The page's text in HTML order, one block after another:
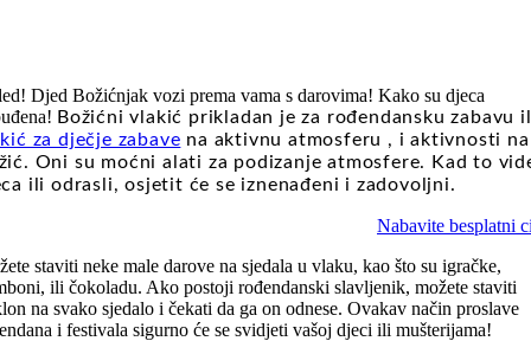
Djed Božićnjak vozi prema vama s darovima! Kako su djeca
Božićni vlakić prikladan je za rođendansku zabavu
za dječje zabave na aktivnu atmosferu , i aktivnosti na
Oni su moćni alati za podizanje atmosfere. Kad to
ili odrasli, osjetit će se iznenađeni i zadovoljni.
Nabavite besplatni
staviti neke male darove na sjedala u vlaku, kao što su igračke,
ili čokoladu. Ako postoji rođendanski slavljenik, možete staviti
na svako sjedalo i čekati da ga on odnese. Ovakav način proslave
i festivala sigurno će se svidjeti vašoj djeci ili mušterijama!